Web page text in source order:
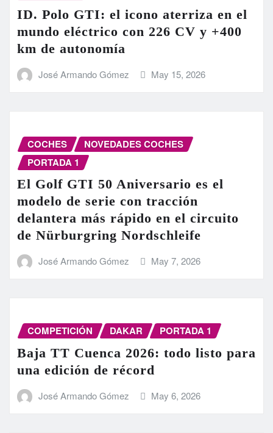
ID. Polo GTI: el icono aterriza en el
mundo eléctrico con 226 CV y +400
km de autonomía
José Armando Gómez May 15, 2026
COCHES
NOVEDADES COCHES
PORTADA 1
El Golf GTI 50 Aniversario es el
modelo de serie con tracción
delantera más rápido en el circuito
de Nürburgring Nordschleife
José Armando Gómez May 7, 2026
COMPETICIÓN DAKAR PORTADA 1
Baja TT Cuenca 2026: todo listo para
una edición de récord
José Armando Gómez May 6, 2026